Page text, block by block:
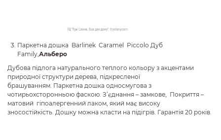
Паркетна дошка Barlinek Caramel Piccolo Дуб
Family,Альберо
Дубова підлога натурального теплого кольору з акцентами
природної структури дерева, підкресленої
брашуванням. Паркетна дошка односмугова з
чотирьохсторонньою фаскою. З’єднання – замкове, Покриття –
матовий гіпоалергенний лаком, який має високу
зносостійкість. Дошку можна класти на підігрів. Гарантія 20 років.